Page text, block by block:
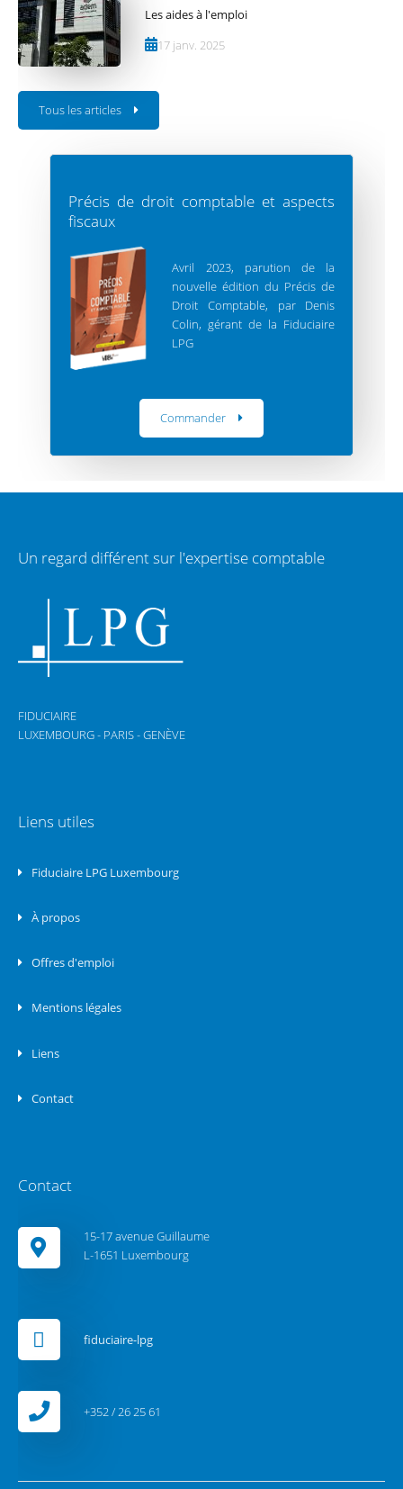
Les aides à l'emploi
17 janv. 2025
Tous les articles
Précis de droit comptable et aspects
fiscaux
Avril 2023, parution de la
nouvelle édition du Précis de
Droit Comptable, par Denis
Colin, gérant de la Fiduciaire
LPG
Commander
Un regard différent sur l'expertise comptable
FIDUCIAIRE
LUXEMBOURG - PARIS - GENÈVE
Liens utiles
Fiduciaire LPG Luxembourg
À propos
Offres d'emploi
Mentions légales
Liens
Contact
Contact
15-17 avenue Guillaume
L-1651 Luxembourg
fiduciaire-lpg
+352 / 26 25 61